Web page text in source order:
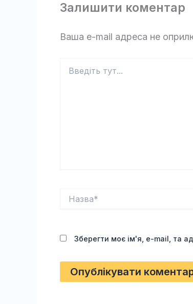
Залишити коментар
Ваша e-mail адреса не
тут...
Зберегти моє ім'я, e-mail, та